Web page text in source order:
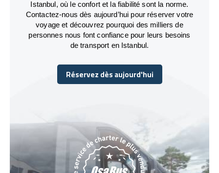
Istanbul, où le confort et la fiabilité sont la norme.
Contactez-nous dès aujourd’hui pour réserver votre
voyage et découvrez pourquoi des milliers de
personnes nous font confiance pour leurs besoins
de transport en Istanbul.
Réservez dès aujourd'hui
Réservez dès aujourd'hui